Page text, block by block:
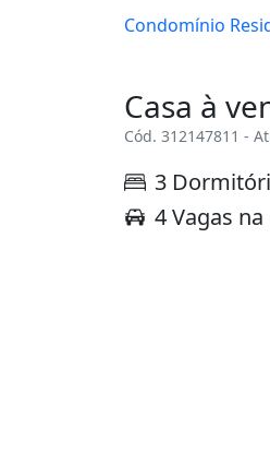
Condomínio
Casa à
Cód. 312147811 -
3
4 Vagas